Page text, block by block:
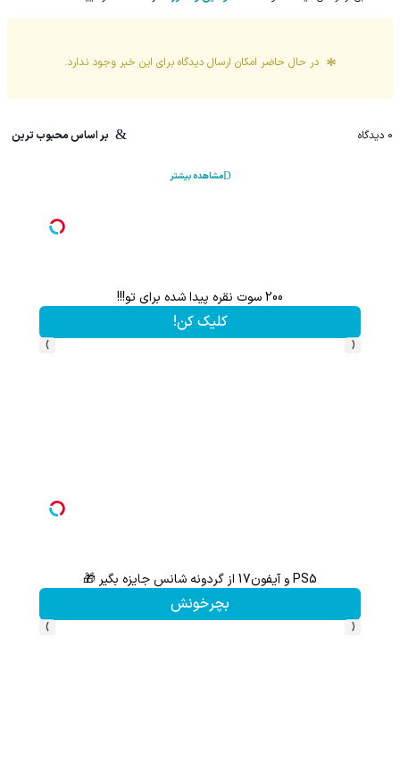
در حال حاضر امکان ارسال دیدگاه برای این خبر وجود ندارد.
0 دیدگاه بر اساس محبوب ترین
مشاهده بیشتر
200 سوت نقره پیدا شده برای تو!!!
کلیک کن!
‹
›
PS5 و آیفون17 از گردونه شانس جایزه بگیر 🎁
بچرخونش
‹
›